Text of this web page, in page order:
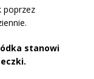
poprzez
stanowi